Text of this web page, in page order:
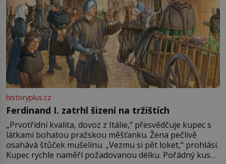
historyplus.cz
Ferdinand I. zatrhl šizení na tržištích
„Prvotřídní kvalita, dovoz z Itálie,“ přesvědčuje kupec s
látkami bohatou pražskou měšťanku. Žena pečlivě
osahává štůček mušelínu. „Vezmu si pět loket,“ prohlásí.
Kupec rychle naměří požadovanou délku. Pořádný kus